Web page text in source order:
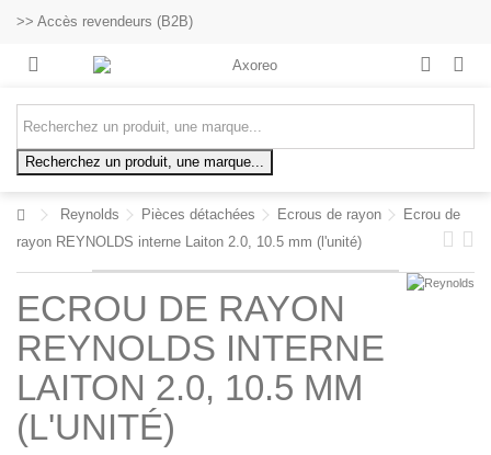
>> Accès revendeurs (B2B)
Recherchez un produit, une marque...
Reynolds Pièces détachées Ecrous de rayon
Ecrou de
rayon REYNOLDS interne Laiton 2.0, 10.5 mm (l'unité)
ECROU DE RAYON
REYNOLDS INTERNE
LAITON 2.0, 10.5 MM
(L'UNITÉ)